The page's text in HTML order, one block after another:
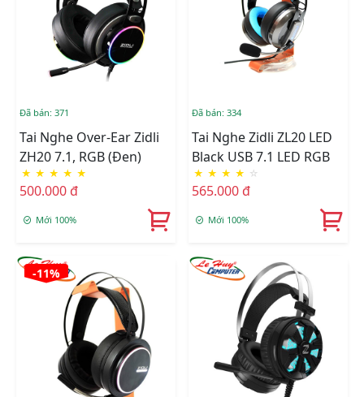
Đã bán: 371
Tai Nghe Over-Ear Zidli
ZH20 7.1, RGB (Đen)
★ ★ ★ ★ ★
500.000 đ
Mới 100%
Đã bán: 334
Tai Nghe Zidli ZL20 LED
Black USB 7.1 LED RGB
★ ★ ★ ★ ☆
565.000 đ
Mới 100%
-11%